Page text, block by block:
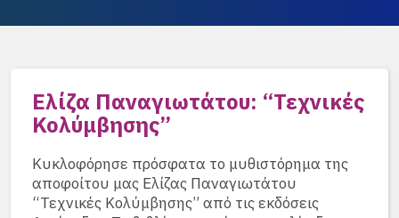
Ελίζα Παναγιωτάτου: “Τεχνικές
Κολύμβησης”
Κυκλοφόρησε πρόσφατα το μυθιστόρημα της
αποφοίτου μας Ελίζας Παναγιωτάτου
“Τεχνικές Κολύμβησης” από τις εκδόσεις